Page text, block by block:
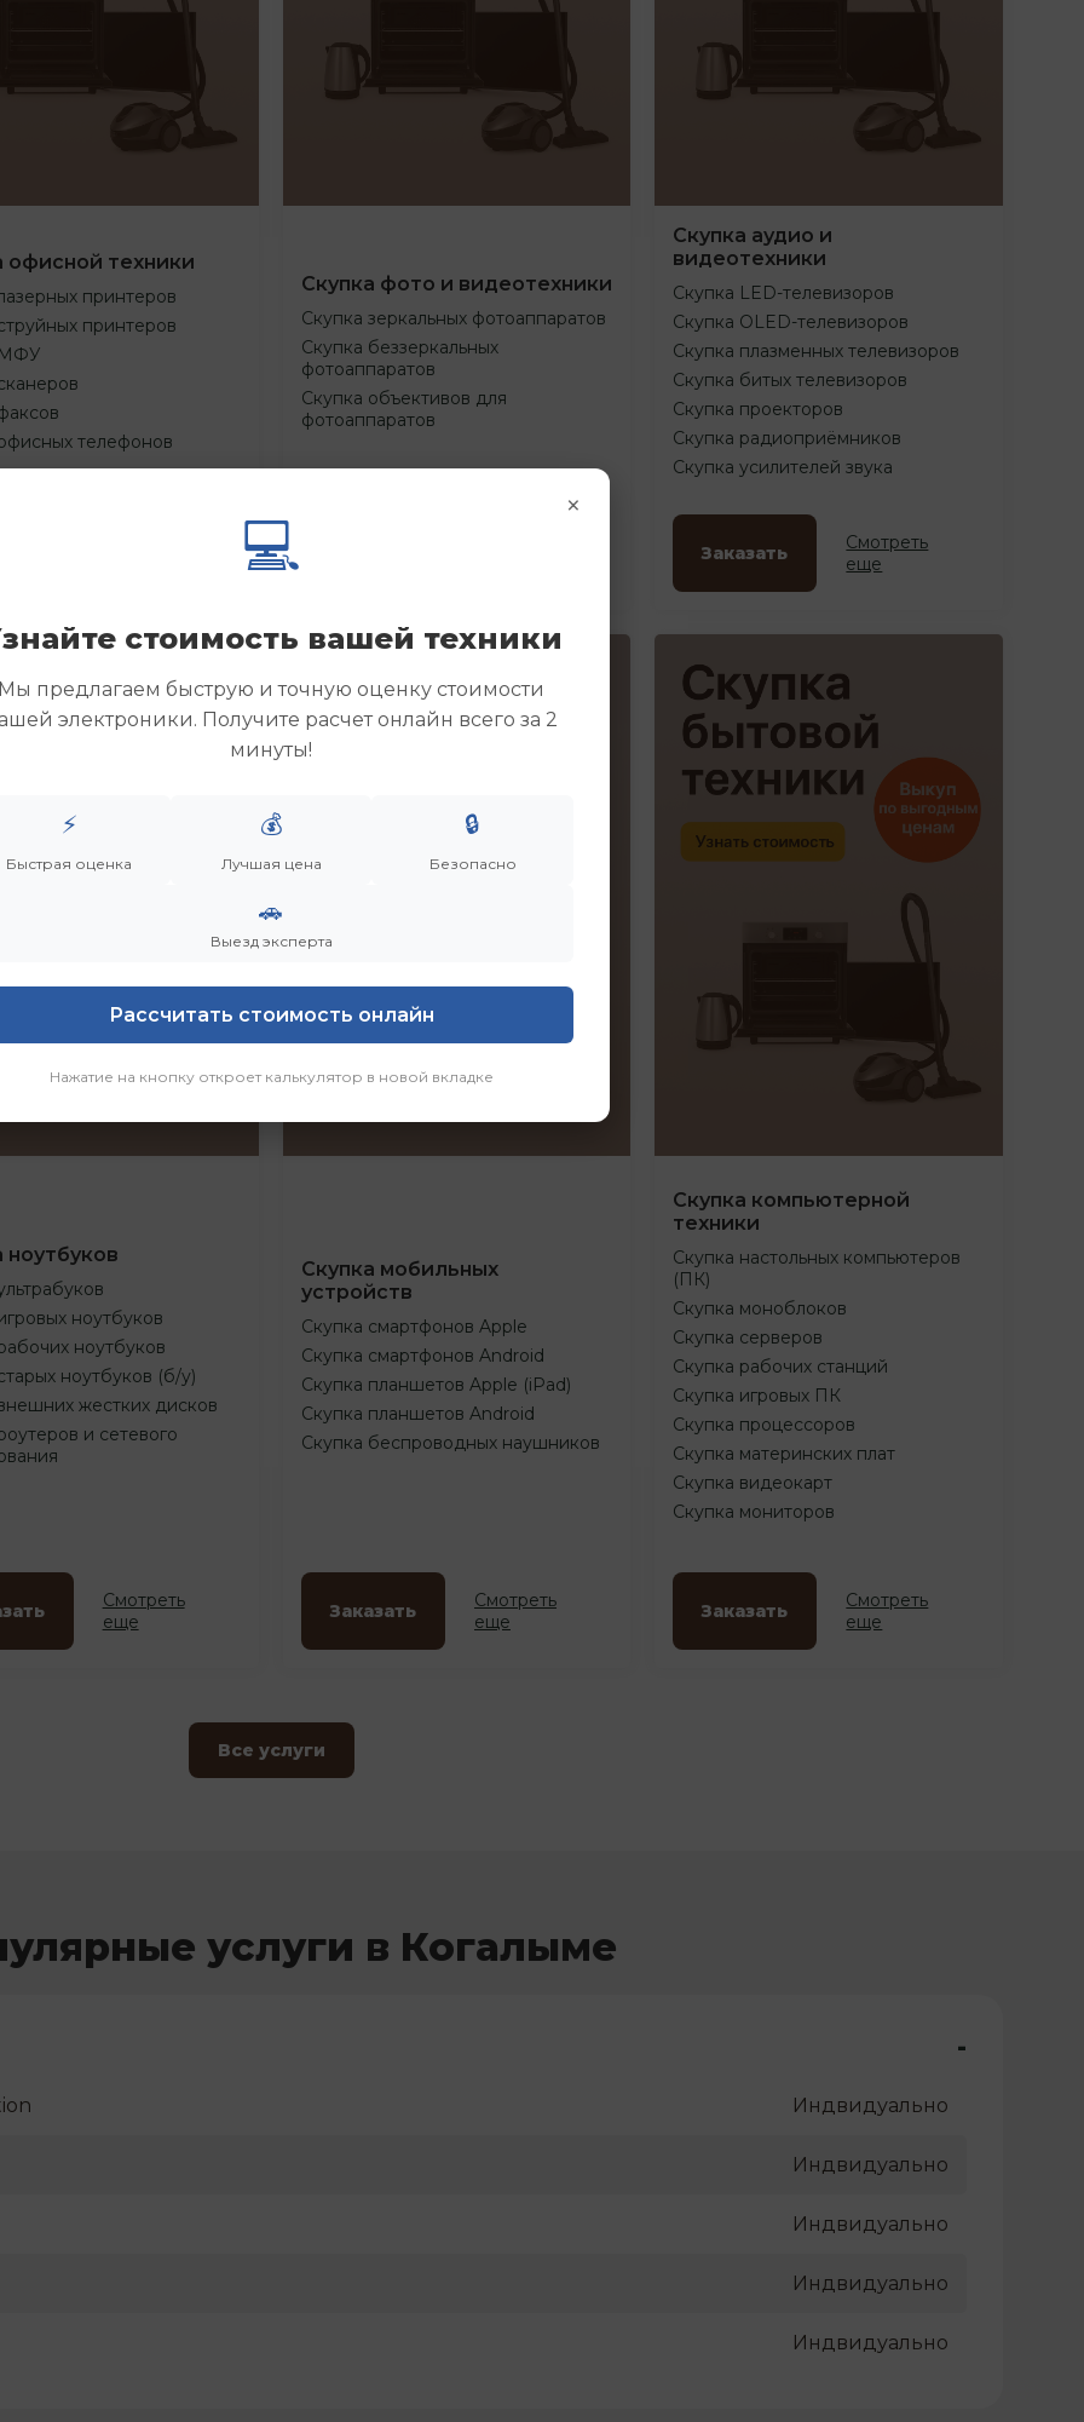
офисной техники
принтеров
принтеров
МФУ
телефонов
Скупка фото и видеотехники
Скупка зеркальных фотоаппаратов
Скупка беззеркальных
фотоаппаратов
Скупка объективов для
фотоаппаратов
Скупка аудио и
видеотехники
Скупка LED-телевизоров
Скупка OLED-телевизоров
Скупка плазменных телевизоров
Скупка битых телевизоров
Скупка проекторов
Скупка радиоприёмников
Скупка усилителей звука
Заказать
Смотреть
еще
ноутбуков
ноутбуков
ноутбуков
ноутбуков (б/у)
жестких дисков
и сетевого
Смотреть
еще
Скупка мобильных
устройств
Скупка смартфонов Apple
Скупка смартфонов Android
Скупка планшетов Apple (iPad)
Скупка планшетов Android
Скупка беспроводных наушников
Заказать
Смотреть
еще
Скупка компьютерной
техники
Скупка настольных компьютеров
(ПК)
Скупка моноблоков
Скупка серверов
Скупка рабочих станций
Скупка игровых ПК
Скупка процессоров
Скупка материнских плат
Скупка видеокарт
Скупка мониторов
Заказать
Смотреть
еще
Все услуги
услуги в Когалыме
-
Индвидуально
Индвидуально
Индвидуально
Индвидуально
Индвидуально
×
💻
стоимость вашей техники
предлагаем быструю и точную оценку стоимости
электроники. Получите расчет онлайн всего за 2
минуты!
⚡
Быстрая оценка
💰
Лучшая цена
🔒
Безопасно
🚗
Выезд эксперта
Рассчитать стоимость онлайн
Нажатие на кнопку откроет калькулятор в новой вкладке